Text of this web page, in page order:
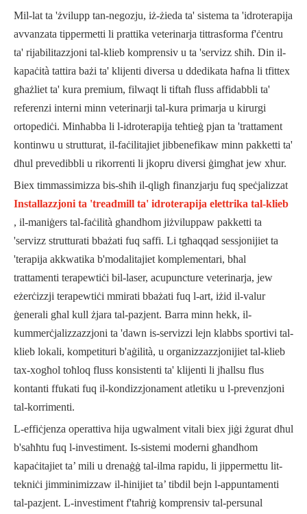
Mil-lat ta 'żvilupp tan-negozju, iż-żieda ta' sistema ta 'idroterapija
avvanzata tippermetti li prattika veterinarja tittrasforma f'ċentru
ta' rijabilitazzjoni tal-klieb komprensiv u ta 'servizz sħiħ. Din il-
kapaċità tattira bażi ta' klijenti diversa u ddedikata ħafna li tfittex
għażliet ta' kura premium, filwaqt li tiftaħ fluss affidabbli ta'
referenzi interni minn veterinarji tal-kura primarja u kirurgi
ortopediċi. Minħabba li l-idroterapija teħtieġ pjan ta 'trattament
kontinwu u strutturat, il-faċilitajiet jibbenefikaw minn pakketti ta'
dħul prevedibbli u rikorrenti li jkopru diversi ġimgħat jew xhur.
Biex timmassimizza bis-sħiħ il-qligħ finanzjarju fuq speċjalizzat
Installazzjoni ta 'treadmill ta' idroterapija elettrika tal-klieb
, il-maniġers tal-faċilità għandhom jiżviluppaw pakketti ta
'servizz strutturati bbażati fuq saffi. Li tgħaqqad sessjonijiet ta
'terapija akkwatika b'modalitajiet komplementari, bħal
trattamenti terapewtiċi bil-laser, acupuncture veterinarja, jew
eżerċizzji terapewtiċi mmirati bbażati fuq l-art, iżid il-valur
ġenerali għal kull żjara tal-pazjent. Barra minn hekk, il-
kummerċjalizzazzjoni ta 'dawn is-servizzi lejn klabbs sportivi tal-
klieb lokali, kompetituri b'aġilità, u organizzazzjonijiet tal-klieb
tax-xogħol toħloq fluss konsistenti ta' klijenti li jħallsu flus
kontanti ffukati fuq il-kondizzjonament atletiku u l-prevenzjoni
tal-korrimenti.
L-effiċjenza operattiva hija ugwalment vitali biex jiġi żgurat dħul
b'saħħtu fuq l-investiment. Is-sistemi moderni għandhom
kapaċitajiet ta’ mili u drenaġġ tal-ilma rapidu, li jippermettu lit-
tekniċi jimminimizzaw il-ħinijiet ta’ tibdil bejn l-appuntamenti
tal-pazjent. L-investiment f'taħriġ komprensiv tal-persunal